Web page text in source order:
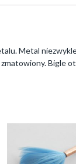
Metal
Bigle